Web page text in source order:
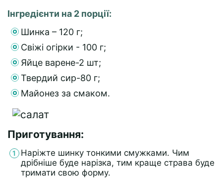
Інгредієнти на 2 порції:
Шинка – 120 г;
Свіжі огірки - 100 г;
Яйце варене-2 шт;
Твердий сир-80 г;
Майонез за смаком.
Приготування:
Наріжте шинку тонкими смужками. Чим
дрібніше буде нарізка, тим краще страва буде
тримати свою форму.